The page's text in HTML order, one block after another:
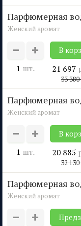
парфюмерная
Женский аромат
1 шт. 21 697
33 380
парфюмерная
Женский аромат
1 шт. 20 885
32 130
парфюмерная
Женский аромат